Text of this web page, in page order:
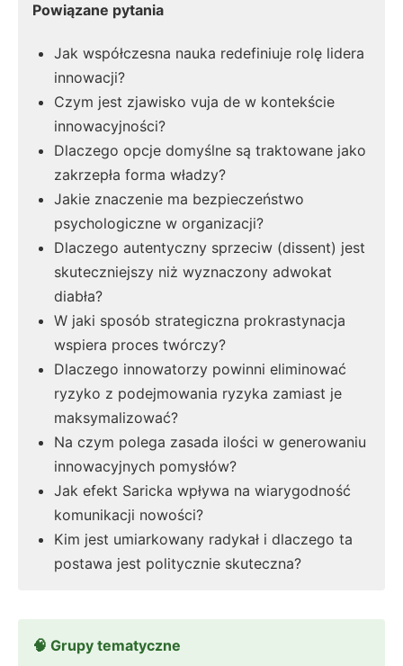
Powiązane pytania
Jak współczesna nauka redefiniuje rolę lidera
innowacji?
Czym jest zjawisko vuja de w kontekście
innowacyjności?
Dlaczego opcje domyślne są traktowane jako
zakrzepła forma władzy?
Jakie znaczenie ma bezpieczeństwo
psychologiczne w organizacji?
Dlaczego autentyczny sprzeciw (dissent) jest
skuteczniejszy niż wyznaczony adwokat
diabła?
W jaki sposób strategiczna prokrastynacja
wspiera proces twórczy?
Dlaczego innowatorzy powinni eliminować
ryzyko z podejmowania ryzyka zamiast je
maksymalizować?
Na czym polega zasada ilości w generowaniu
innowacyjnych pomysłów?
Jak efekt Saricka wpływa na wiarygodność
komunikacji nowości?
Kim jest umiarkowany radykał i dlaczego ta
postawa jest politycznie skuteczna?
🧠 Grupy tematyczne